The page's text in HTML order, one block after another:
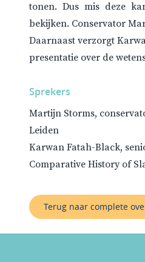
tonen. Dus mis deze
bekijken. Conservator
Daarnaast verzorgt
presentatie over de
Sprekers
Martijn Storms,
Leiden
Karwan Fatah-Black,
Comparative History of
Terug naar complete